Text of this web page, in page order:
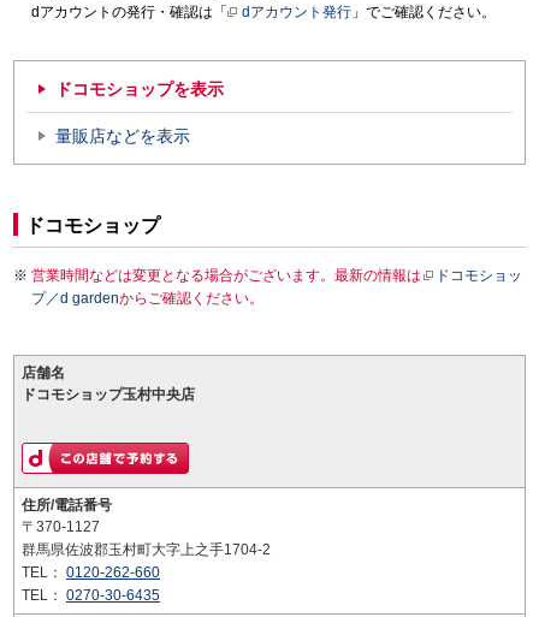
dアカウントの発行・確認は「
dアカウント発行 」でご確認ください。
ドコモショップを表示
量販店などを表示
ドコモショップ
営業時間などは変更となる場合がございます。最新の情報は
ドコモショッ
プ／d gardenからご確認ください。
店舗名
ドコモショップ玉村中央店
住所/電話番号
〒370-1127
群馬県佐波郡玉村町大字上之手1704-2
TEL： 0120-262-660
TEL： 0270-30-6435